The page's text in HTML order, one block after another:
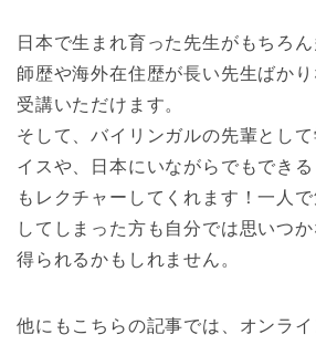
日本で生まれ育った先生がもちろ
師歴や海外在住歴が長い先生ばか
受講いただけます。
そして、バイリンガルの先輩とし
イスや、日本にいながらでもでき
もレクチャーしてくれます！一人
してしまった方も自分では思いつ
得られるかもしれません。
他にもこちらの記事では、オンラ